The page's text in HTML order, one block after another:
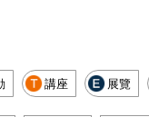
講座 展覽